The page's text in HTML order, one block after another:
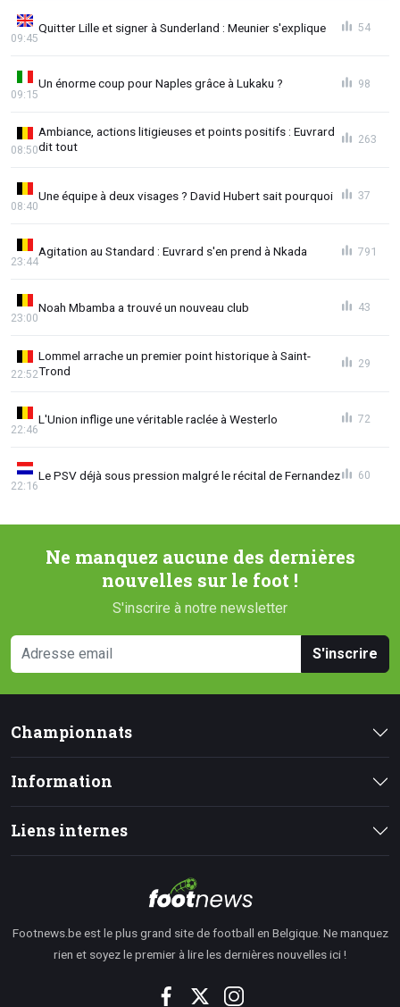
Quitter Lille et signer à Sunderland : Meunier s'explique
09:45
54
Un énorme coup pour Naples grâce à Lukaku ?
09:15
98
Ambiance, actions litigieuses et points positifs : Euvrard
dit tout
08:50
263
Une équipe à deux visages ? David Hubert sait pourquoi
08:40
37
Agitation au Standard : Euvrard s'en prend à Nkada
23:44
791
Noah Mbamba a trouvé un nouveau club
23:00
43
Lommel arrache un premier point historique à Saint-
Trond
22:52
29
L'Union inflige une véritable raclée à Westerlo
22:46
72
Le PSV déjà sous pression malgré le récital de Fernandez
22:16
60
Ne manquez aucune des dernières
nouvelles sur le foot !
S'inscrire à notre newsletter
S'inscrire
Championnats
Information
Liens internes
Footnews.be est le plus grand site de football en Belgique. Ne manquez
rien et soyez le premier à lire les dernières nouvelles ici !